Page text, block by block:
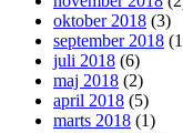
oktober 2018 (3)
september 2018
juli 2018 (6)
maj 2018 (2)
april 2018 (5)
marts 2018 (1)